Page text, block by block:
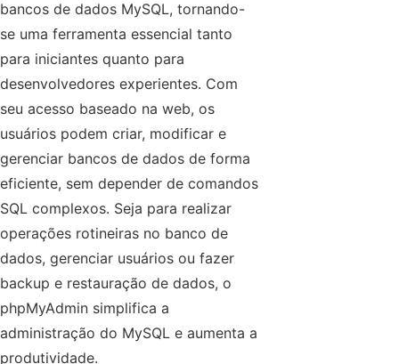
bancos de dados MySQL, tornando-
se uma ferramenta essencial tanto
para iniciantes quanto para
desenvolvedores experientes. Com
seu acesso baseado na web, os
usuários podem criar, modificar e
gerenciar bancos de dados de forma
eficiente, sem depender de comandos
SQL complexos. Seja para realizar
operações rotineiras no banco de
dados, gerenciar usuários ou fazer
backup e restauração de dados, o
phpMyAdmin simplifica a
administração do MySQL e aumenta a
produtividade.